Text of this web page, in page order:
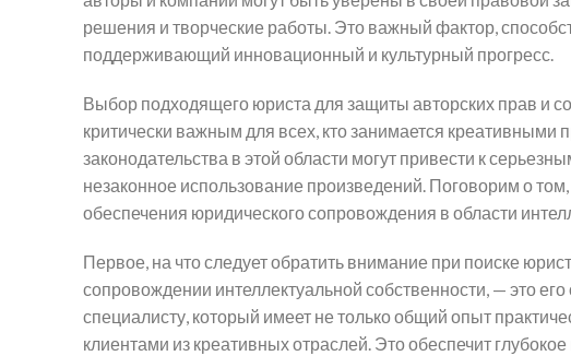
решения и творческие работы. Это важный фактор,
поддерживающий инновационный и культурный прогресс.
Выбор подходящего юриста для защиты авторских прав и
критически важным для всех, кто занимается
законодательства в этой области могут привести к
незаконное использование произведений. Поговорим о
обеспечения юридического сопровождения в области
Первое, на что следует обратить внимание при поиске
сопровождении интеллектуальной собственности, — это
специалисту, который имеет не только общий опыт
клиентами из креативных отраслей. Это обеспечит